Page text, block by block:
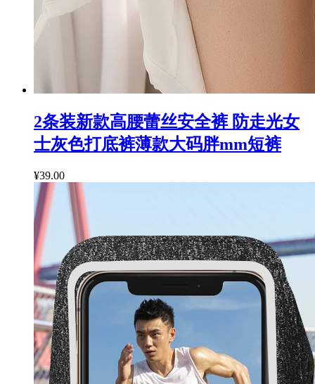
2条装新款高腰蕾丝安全裤 防走光女
士灰色打底裤薄款大码胖mm短裤
¥39.00